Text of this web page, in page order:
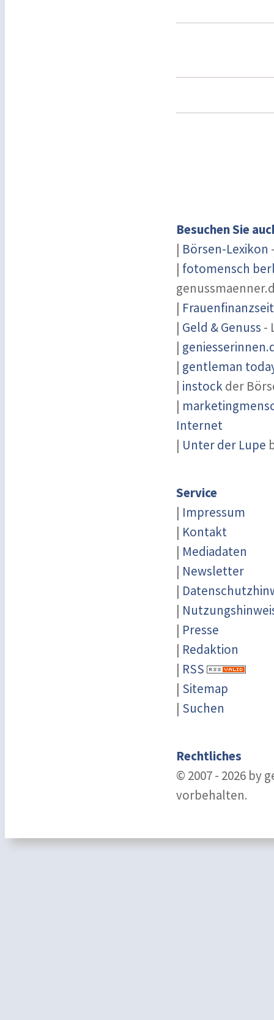
Besuchen Sie
| Börsen-Lexikon
| fotomensch
|
| Geld & Genuss -
|
| gentleman
| instockder
|
Internet
| Unter der Lupe
Service
| Impressum
| Kontakt
| Mediadaten
| Newsletter
|
|
| Presse
| Redaktion
| RSS
| Sitemap
| Suchen
Rechtliches
© 2007 - 2026 by
vorbehalten.